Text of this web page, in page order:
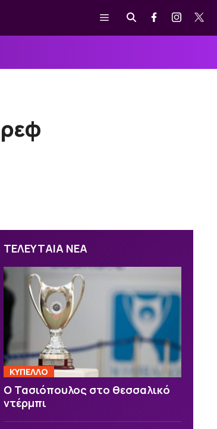
Μενού
ΤΕΛΕΥΤΑΙΑ ΝΕΑ
ΚΥΠΕΛΛΟ
Ο Τασιόπουλος στο θεσσαλικό
ντέρμπι